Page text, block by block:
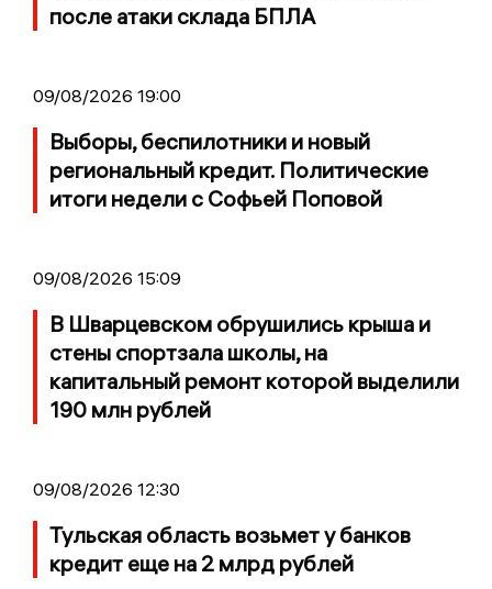
после атаки склада БПЛА
09/08/2026 19:00
Выборы, беспилотники и новый
региональный кредит. Политические
итоги недели с Софьей Поповой
09/08/2026 15:09
В Шварцевском обрушились крыша и
стены спортзала школы, на
капитальный ремонт которой выделили
190 млн рублей
09/08/2026 12:30
Тульская область возьмет у банков
кредит еще на 2 млрд рублей